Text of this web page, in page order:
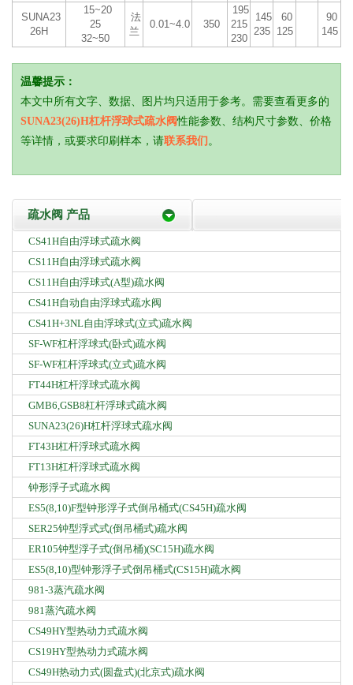
SUNA23
26H
15~20
25
32~50
法
兰
0.01~4.0 350
195
215
230
145
235
60
125
90
145
温馨提示：
本文中所有文字、数据、图片均只适用于参考。需要查看更多的
SUNA23(26)H杠杆浮球式疏水阀性能参数、结构尺寸参数、价格
等详情，或要求印刷样本，请联系我们 。
疏水阀 产品
CS41H自由浮球式疏水阀
CS11H自由浮球式疏水阀
CS11H自由浮球式(A型)疏水阀
CS41H自动自由浮球式疏水阀
CS41H+3NL自由浮球式(立式)疏水阀
SF-WF杠杆浮球式(卧式)疏水阀
SF-WF杠杆浮球式(立式)疏水阀
FT44H杠杆浮球式疏水阀
GMB6,GSB8杠杆浮球式疏水阀
SUNA23(26)H杠杆浮球式疏水阀
FT43H杠杆浮球式疏水阀
FT13H杠杆浮球式疏水阀
钟形浮子式疏水阀
ES5(8,10)F型钟形浮子式倒吊桶式(CS45H)疏水阀
SER25钟型浮式式(倒吊桶式)疏水阀
ER105钟型浮子式(倒吊桶)(SC15H)疏水阀
ES5(8,10)型钟形浮子式倒吊桶式(CS15H)疏水阀
981-3蒸汽疏水阀
981蒸汽疏水阀
CS49HY型热动力式疏水阀
CS19HY型热动力式疏水阀
CS49H热动力式(圆盘式)(北京式)疏水阀